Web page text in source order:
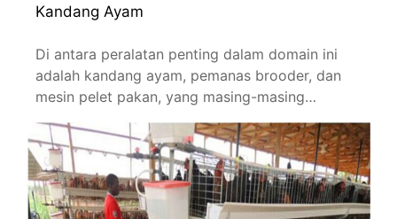
Kandang Ayam
Di antara peralatan penting dalam domain ini
adalah kandang ayam, pemanas brooder, dan
mesin pelet pakan, yang masing-masing
memainkan peran penting